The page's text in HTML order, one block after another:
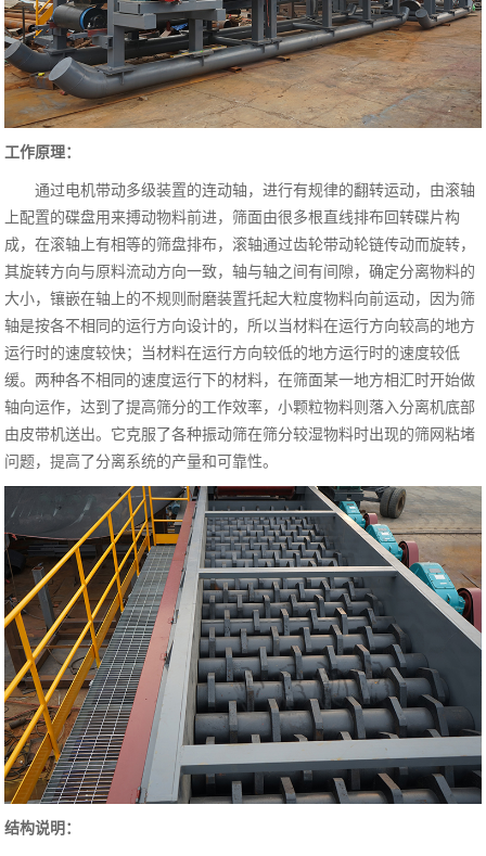
工作原理：
通过电机带动多级装置的连动轴，进行有规律的翻转运动，由滚轴
上配置的碟盘用来搏动物料前进，筛面由很多根直线排布回转碟片构
成，在滚轴上有相等的筛盘排布，滚轴通过齿轮带动轮链传动而旋转，
其旋转方向与原料流动方向一致，轴与轴之间有间隙，确定分离物料的
大小，镶嵌在轴上的不规则耐磨装置托起大粒度物料向前运动，因为筛
轴是按各不相同的运行方向设计的，所以当材料在运行方向较高的地方
运行时的速度较快；当材料在运行方向较低的地方运行时的速度较低
缓。两种各不相同的速度运行下的材料，在筛面某一地方相汇时开始做
轴向运作，达到了提高筛分的工作效率，小颗粒物料则落入分离机底部
由皮带机送出。它克服了各种振动筛在筛分较湿物料时出现的筛网粘堵
问题，提高了分离系统的产量和可靠性。
结构说明：